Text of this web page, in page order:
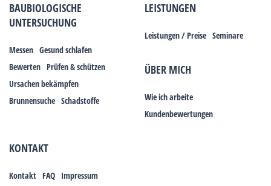
BAUBIOLOGISCHE
UNTERSUCHUNG
Messen Gesund schlafen
Bewerten Prüfen & schützen
Ursachen bekämpfen
Brunnensuche Schadstoffe
LEISTUNGEN
Leistungen / Preise Seminare
ÜBER MICH
Wie ich arbeite
Kundenbewertungen
KONTAKT
Kontakt FAQ Impressum